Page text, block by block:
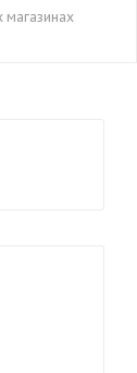
магазинах